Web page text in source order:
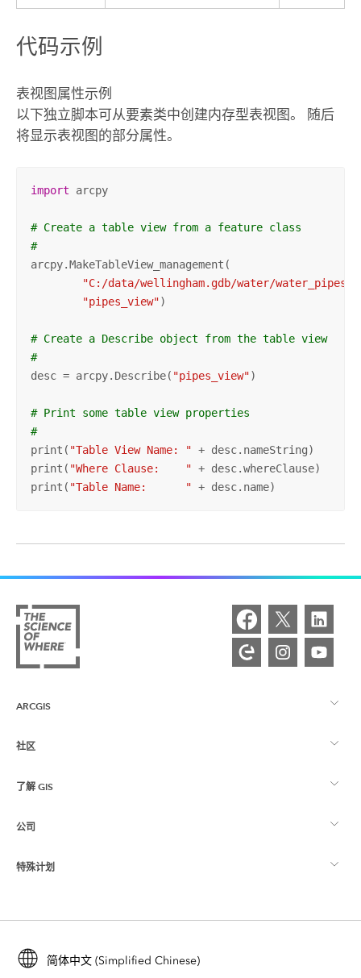
代码示例
表视图属性示例
以下独立脚本可从要素类中创建内存型表视图。 随后
将显示表视图的部分属性。
import arcpy
# Create a table view from a feature class
#
arcpy.MakeTableView_management(
"C:/data/wellingham.gdb/water/water_pipes"
"pipes_view")
# Create a Describe object from the table view
#
desc = arcpy.Describe( "pipes_view")
# Print some table view properties
#
print( "Table View Name: " + desc.nameString)
print( "Where Clause:    " + desc.whereClause)
print( "Table Name:      " + desc.name)
ARCGIS
ArcGIS 概览
制图
社区
Esri 社区
ArcGIS 博客
Esri 年轻专家关系网
了解 GIS
什么是 GIS？
位置智能
培训
ArcUser
公司
关于 Esri
招贤纳士
特殊计划
ArcGIS for Student Use
简体中文 (Simplified Chinese)